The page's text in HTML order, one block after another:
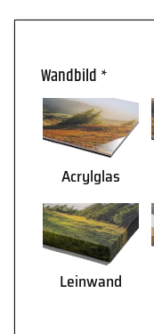
AGB
Datenschutz
Wandbild *
Acrylglas
Leinwand